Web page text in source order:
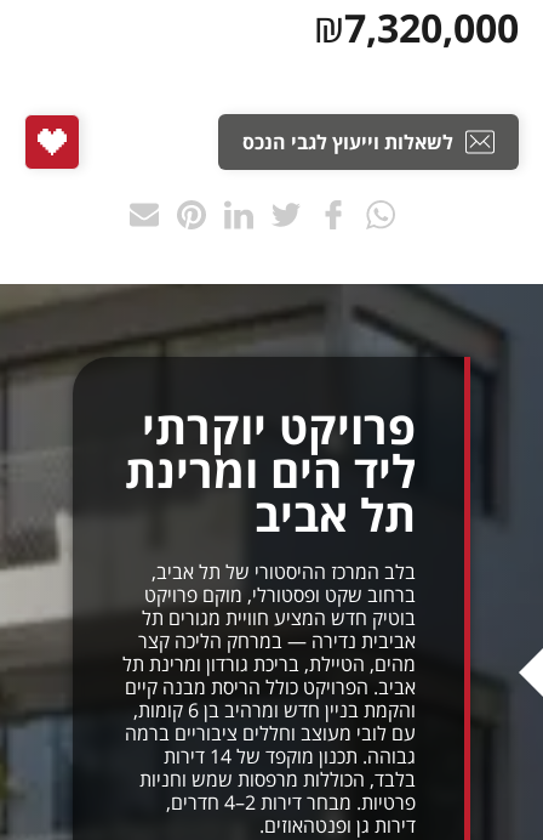
7,320,000
₪
לשאלות וייעוץ לגבי הנכס
פרויקט יוקרתי
ליד הים ומרינת
תל אביב
בלב המרכז ההיסטורי של תל אביב,
ברחוב שקט ופסטורלי, מוקם פרויקט
בוטיק חדש המציע חוויית מגורים תל
אביבית נדירה — במרחק הליכה קצר
מהים, הטיילת, בריכת גורדון ומרינת תל
אביב. הפרויקט כולל הריסת מבנה קיים
והקמת בניין חדש ומרהיב בן 6 קומות,
עם לובי מעוצב וחללים ציבוריים ברמה
גבוהה. תכנון מוקפד של 14 דירות
בלבד, הכוללות מרפסות שמש וחניות
פרטיות. מבחר דירות 2–4 חדרים,
דירות גן ופנטהאוזים.